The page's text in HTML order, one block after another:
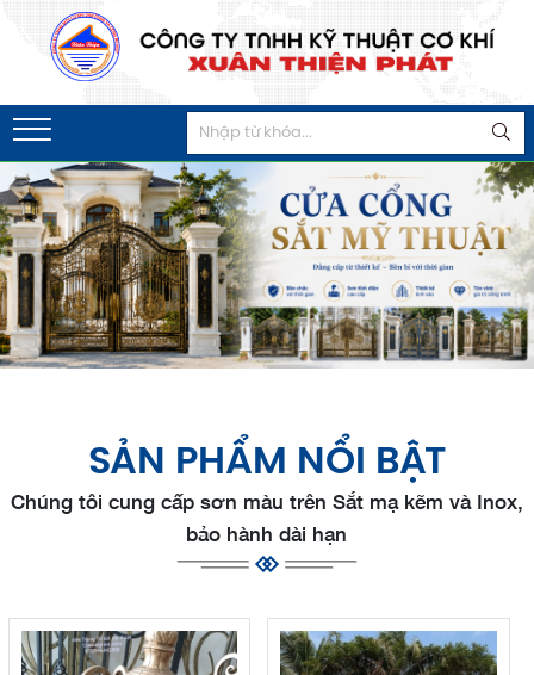
SẢN PHẨM NỔI BẬT
Chúng tôi cung cấp sơn màu trên Sắt mạ kẽm và Inox,
bảo hành dài hạn